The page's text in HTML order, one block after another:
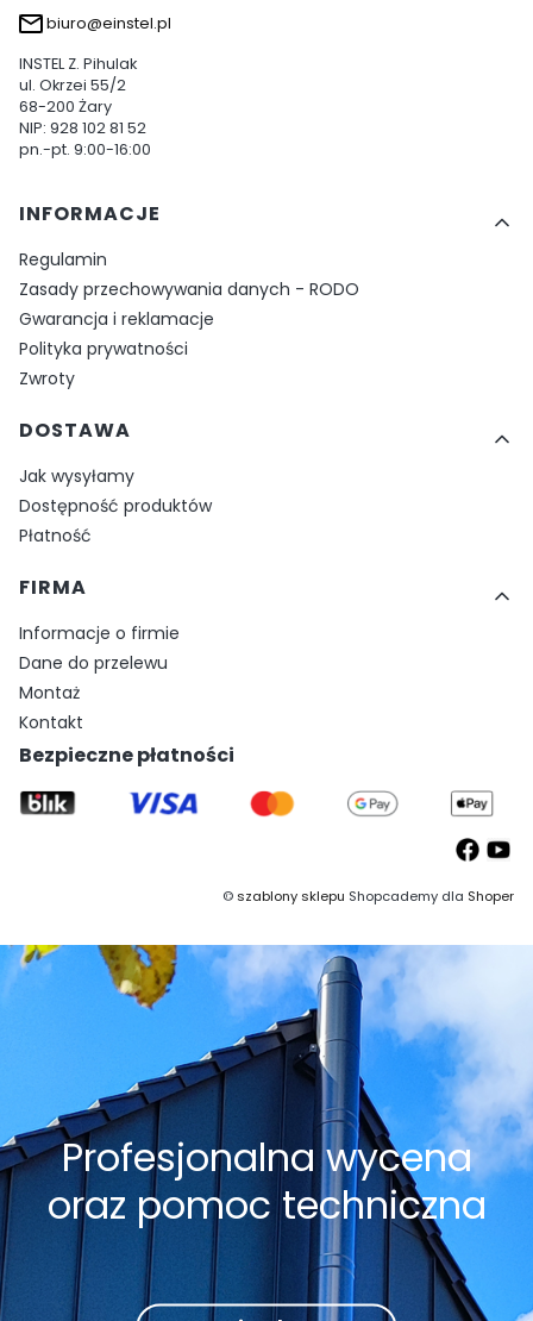
biuro@einstel.pl
INSTEL Z. Pihulak
ul. Okrzei 55/2
68-200 Żary
NIP: 928 102 81 52
pn.-pt. 9:00-16:00
Linki w stopce
INFORMACJE
Regulamin
Zasady przechowywania danych - RODO
Gwarancja i reklamacje
Polityka prywatności
Zwroty
DOSTAWA
Jak wysyłamy
Dostępność produktów
Płatność
FIRMA
Informacje o firmie
Dane do przelewu
Montaż
Kontakt
Bezpieczne płatności
©szablony sklepu Shopcademy dla Shoper
Profesjonalna wycena
oraz pomoc techniczna